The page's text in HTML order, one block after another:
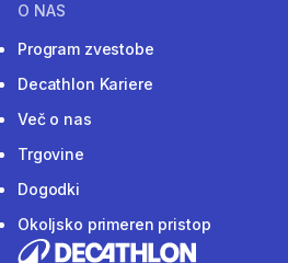
O NAS
Program zvestobe
Decathlon Kariere
Več o nas
Trgovine
Dogodki
Okoljsko primeren pristop